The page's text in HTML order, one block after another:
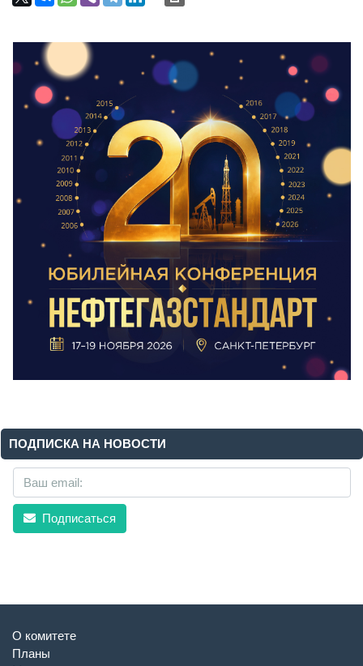
ПОДПИСКА НА НОВОСТИ
Подписаться
О комитете
Планы